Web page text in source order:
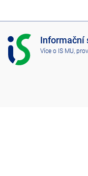
I
S
M
Informační
Více o IS MU ,